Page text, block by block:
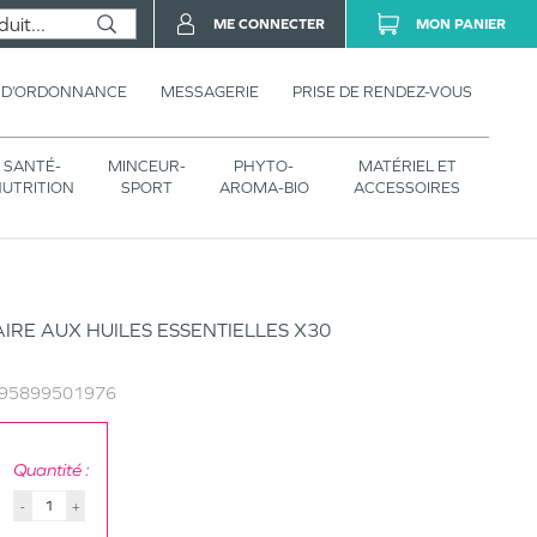
MESSAGERIE PRISE DE RENDEZ-VOUS
SANTÉ-
MINCEUR-
SPORT
PHYTO-
AROMA-BIO
MATÉRIEL ET
ACCESSOIRES
ME CONNECTER MON PANIER
AUX HUILES ESSENTIELLES X30
Quantité :
- +